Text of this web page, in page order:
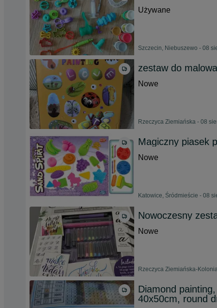
Używane
Szczecin, Niebuszewo - 08
zestaw do
Nowe
Rzeczyca Ziemiańska - 08
Magiczny piasek
Nowe
Katowice, Śródmieście - 08
Nowoczesny
Nowe
Rzeczyca Ziemiańska-
Diamond
40x50cm, round